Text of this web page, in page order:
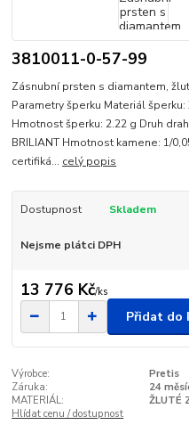
3810011-0-57-99
Zásnubní prsten s diamantem,
Parametry šperku Materiál
Hmotnost šperku: 2.22 g Druh
BRILIANT Hmotnost kamene: 1/
certifiká... celý popis
Dostupnost Skladem
Nejsme plátci DPH
13 776 Kč/ks
Přidat do
Výrobce:
Pretis
Záruka:
24
MATERIÁL:
ŽLUTÉ
Hlídat cenu / dostupnost